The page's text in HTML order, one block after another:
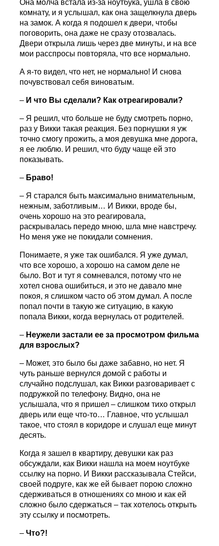
Она молча встала из-за ноутбука, ушла в свою
комнату, и я услышал, как она защелкнула дверь
на замок. А когда я подошел к двери, чтобы
поговорить, она даже не сразу отозвалась.
Двери открыла лишь через две минуты, и на все
мои расспросы повторяла, что все нормально.
А я-то видел, что нет, не нормально! И снова
почувствовал себя виноватым.
– И что Вы сделали? Как отреагировали?
– Я решил, что больше не буду смотреть порно,
раз у Викки такая реакция. Без порнушки я уж
точно смогу прожить, а моя девушка мне дорога,
я ее люблю. И решил, что буду чаще ей это
показывать.
– Браво!
– Я старался быть максимально внимательным,
нежным, заботливым… И Викки, вроде бы,
очень хорошо на это реагировала,
раскрывалась передо мною, шла мне навстречу.
Но меня уже не покидали сомнения.
Понимаете, я уже так ошибался. Я уже думал,
что все хорошо, а хорошо на самом деле не
было. Вот и тут я сомневался, потому что не
хотел снова ошибиться, и это не давало мне
покоя, я слишком часто об этом думал. А после
попал почти в такую же ситуацию, в какую
попала Викки, когда вернулась от родителей.
– Неужели застали ее за просмотром фильма
для взрослых?
– Может, это было бы даже забавно, но нет. Я
чуть раньше вернулся домой с работы и
случайно подслушал, как Викки разговаривает с
подружкой по телефону. Видно, она не
услышала, что я пришел – слишком тихо открыл
дверь или еще что-то… Главное, что услышал
такое, что стоял в коридоре и слушал еще минут
десять.
Когда я зашел в квартиру, девушки как раз
обсуждали, как Викки нашла на моем ноутбуке
ссылку на порно. И Викки рассказывала Стейси,
своей подруге, как же ей бывает порою сложно
сдерживаться в отношениях со мною и как ей
сложно было сдержаться – так хотелось открыть
эту ссылку и посмотреть.
–Что?!